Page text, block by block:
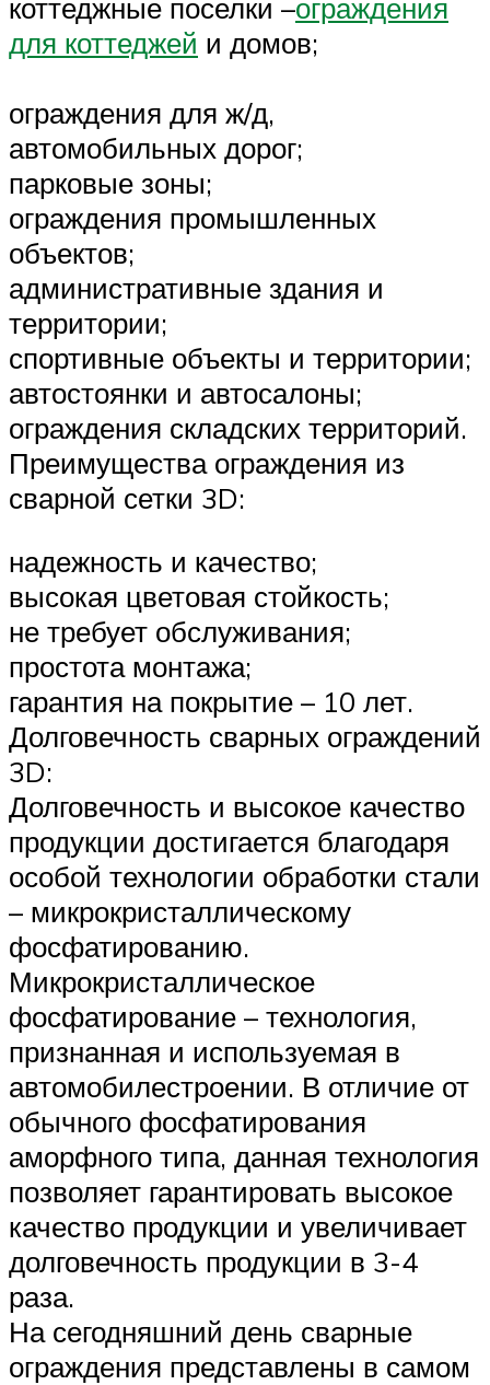
коттеджные поселки –ограждения
для коттеджей и домов;
ограждения для ж/д,
автомобильных дорог;
парковые зоны;
ограждения промышленных
объектов;
административные здания и
территории;
спортивные объекты и территории;
автостоянки и автосалоны;
ограждения складских территорий.
Преимущества ограждения из
сварной сетки 3D:
надежность и качество;
высокая цветовая стойкость;
не требует обслуживания;
простота монтажа;
гарантия на покрытие – 10 лет.
Долговечность сварных ограждений
3D:
Долговечность и высокое качество
продукции достигается благодаря
особой технологии обработки стали
– микрокристаллическому
фосфатированию.
Микрокристаллическое
фосфатирование – технология,
признанная и используемая в
автомобилестроении. В отличие от
обычного фосфатирования
аморфного типа, данная технология
позволяет гарантировать высокое
качество продукции и увеличивает
долговечность продукции в 3-4
раза.
На сегодняшний день сварные
ограждения представлены в самом